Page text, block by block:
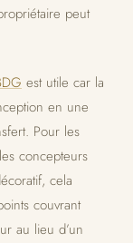
peut
est utile car la
en une
Pour les
concepteurs
cela
couvrant
au lieu d’un